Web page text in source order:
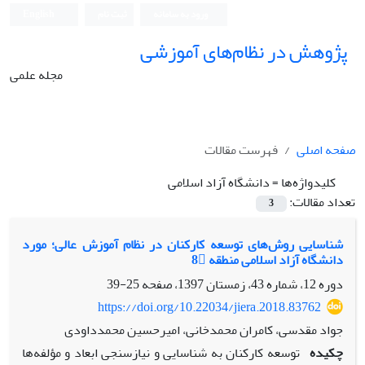
پژوهش در نظام‌های آموزشی
مجله علمی
صفحه اصلی
فهرست مقالات
کلیدواژه‌ها =دانشگاه آزاد اسلامی
تعداد مقالات:
3
شناسایی روش‌های توسعه کارکنان در نظام آموزش عالی؛ مورد
دانشگاه آزاد اسلامی منطقه 8
دوره 12، شماره 43، زمستان 1397، صفحه
25-39
https://doi.org/10.22034/jiera.2018.83762
جواد مقدسی، کامران محمدخانی، امیرحسین محمدداودی
چکیده توسعه کارکنان به شناسایی و نیازسنجی ابعاد و مؤلفه‌ها